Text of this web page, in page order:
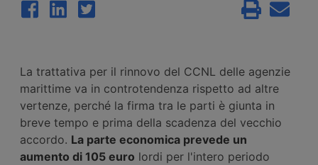
La trattativa per il rinnovo del CCNL delle agenzie
marittime va in controtendenza rispetto ad altre
vertenze, perché la firma tra le parti è giunta in
breve tempo e prima della scadenza del vecchio
accordo. La parte economica prevede un
aumento di 105 euro lordi per l'intero periodo